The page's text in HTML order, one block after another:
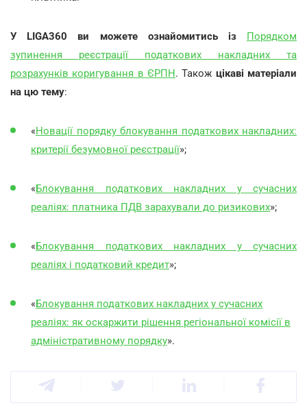
У LIGA360 ви можете ознайомитись із
Порядком
зупинення реєстрації податкових накладних та
розрахунків коригування в ЄРПН. Також цікаві матеріали
на цю тему:
«Новації порядку блокування податкових накладних:
критерії безумовної реєстрації»;
«Блокування податкових накладних у сучасних
реаліях: платника ПДВ зарахували до ризикових»;
«Блокування податкових накладних у сучасних
реаліях і податковий кредит»;
«Блокування податкових накладних у сучасних
реаліях: як оскаржити рішення регіональної комісії в
адміністративному порядку».